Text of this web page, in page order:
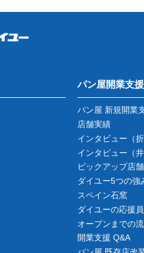
パン屋開業支援
パン屋 新規開業
店舗実績
インタビュー （
インタビュー （
ピックアップ店舗
ダイユー5つの強
スペイン石窯
ダイユーの応援
オープンまでの
開業支援 Q&A